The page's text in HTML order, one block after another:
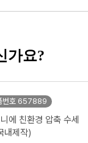
가요?
번호 657889
에 친환경 압축 수세
내제작)